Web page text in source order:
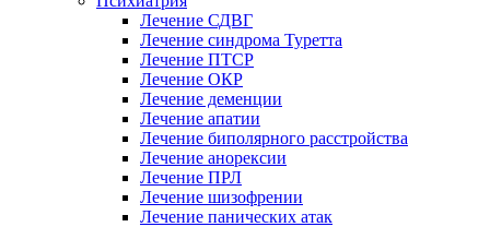
Лечение СДВГ
Лечение синдрома Туретта
Лечение ПТСР
Лечение ОКР
Лечение деменции
Лечение апатии
Лечение биполярного расстройства
Лечение анорексии
Лечение ПРЛ
Лечение шизофрении
Лечение панических атак